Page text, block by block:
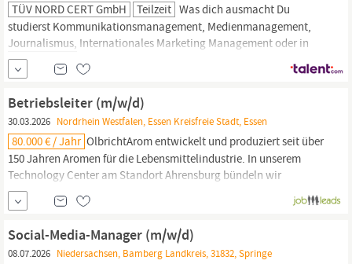
TÜV NORD CERT GmbH Teilzeit Was dich ausmacht Du
studierst Kommunikationsmanagement, Medienmanagement,
Journalismus, Internationales Marketing Management oder in
einem vergleichbaren Studiengang in den Bereichen Marketing
und Kommunikation. Idealerweise hast Du bereits erste
praktische Erfahrungen in den Bereichen Content Marketing und
Social Media im B2B-Umfeld gesammelt.
Betriebsleiter (m/w/d)
30.03.2026 Nordrhein Westfalen, Essen Kreisfreie Stadt, Essen
80.000 € / Jahr OlbrichtArom entwickelt und produziert seit über
150 Jahren Aromen für die Lebensmittelindustrie. In unserem
Technology Center am Standort Ahrensburg bündeln wir
Fachwissen und moderne Technik, um innovative und
marktgerechte Lösungen für unsere Kunden anbieten zu können.
Am Standort Hatten ist der Sitz unserer Produktion. Wir gehören
zur Stern-Wywiol Gruppe, einer...
Social-Media-Manager (m/w/d)
08.07.2026 Niedersachsen, Bamberg Landkreis, 31832, Springe